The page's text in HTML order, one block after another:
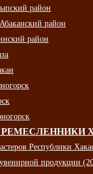
район
район
район
РЕМЕСЛЕННИКИ
Республики
продукции